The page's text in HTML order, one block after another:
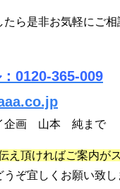
ら是非お気軽にご相
0120-365-009
企画 山本 純まで
え頂ければご案内が
ぞ宜しくお願い致し